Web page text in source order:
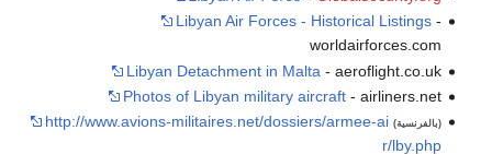
Libyan Air Forces - Historical Listings-
worldairforces.com
Libyan Detachment in Malta - aeroflight.co.uk
Photos of Libyan military aircraft- airliners.net
(بالفرنسية) http://www.avions-militaires.net/dossiers/armee-ai
r/lby.php